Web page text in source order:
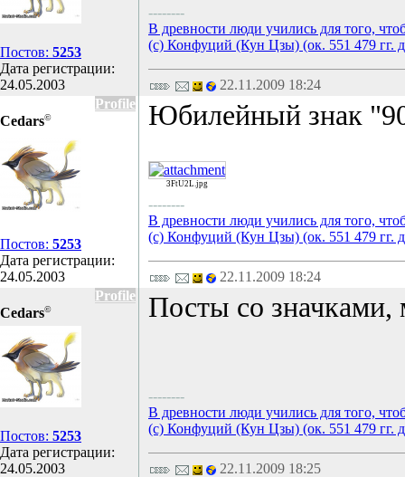
Постов: 5253
Дата регистрации:
24.05.2003
--------
В древности люди учились для того,
(с) Конфуций (Кун Цзы) (ок. 551 479 гг.
22.11.2009 18:24
Profile
Cedars©
Постов: 5253
Дата регистрации:
24.05.2003
Юбилейный знак
3FtU2L.jpg
--------
В древности люди учились для того,
(с) Конфуций (Кун Цзы) (ок. 551 479 гг.
22.11.2009 18:24
Profile
Cedars©
Постов: 5253
Дата регистрации:
24.05.2003
Посты со
--------
В древности люди учились для того,
(с) Конфуций (Кун Цзы) (ок. 551 479 гг.
22.11.2009 18:25